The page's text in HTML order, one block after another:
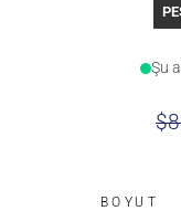
Şu
BOYUT